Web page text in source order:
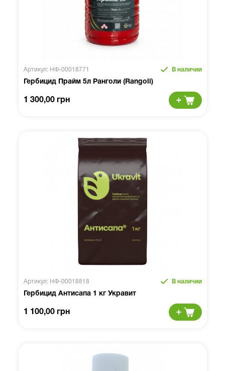
Артикул: НФ-00018771 В наличии
Гербицид Прайм 5л Ранголи (Rangoli)
1 300,00 грн
Артикул: НФ-00018818 В наличии
Гербицид Антисапа 1 кг Укравит
1 100,00 грн